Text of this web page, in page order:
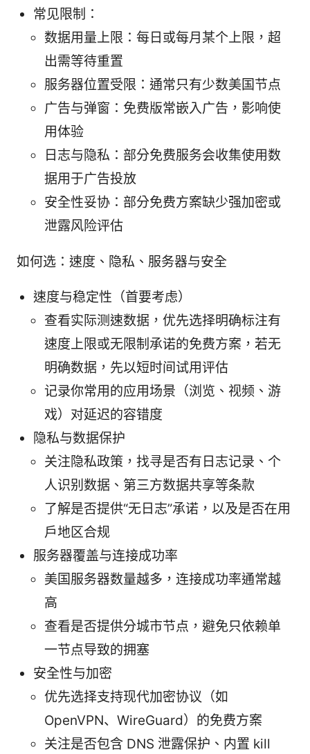
常见限制：
数据用量上限：每日或每月某个上限，超
出需等待重置
服务器位置受限：通常只有少数美国节点
广告与弹窗：免费版常嵌入广告，影响使
用体验
日志与隐私：部分免费服务会收集使用数
据用于广告投放
安全性妥协：部分免费方案缺少强加密或
泄露风险评估
如何选：速度、隐私、服务器与安全
速度与稳定性（首要考虑）
查看实际测速数据，优先选择明确标注有
速度上限或无限制承诺的免费方案，若无
明确数据，先以短时间试用评估
记录你常用的应用场景（浏览、视频、游
戏）对延迟的容错度
隐私与数据保护
关注隐私政策，找寻是否有日志记录、个
人识别数据、第三方数据共享等条款
了解是否提供“无日志”承诺，以及是否在用
户地区合规
服务器覆盖与连接成功率
美国服务器数量越多，连接成功率通常越
高
查看是否提供分城市节点，避免只依赖单
一节点导致的拥塞
安全性与加密
优先选择支持现代加密协议（如
OpenVPN、WireGuard）的免费方案
关注是否包含 DNS 泄露保护、内置 kill